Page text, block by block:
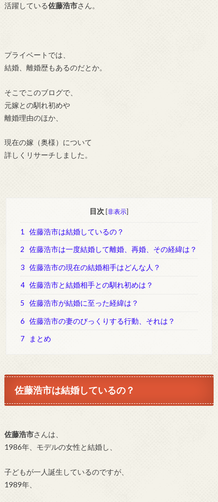
活躍している佐藤浩市さん。
プライベートでは、
結婚、離婚歴もあるのだとか。
そこでこのブログで、
元嫁との馴れ初めや
離婚理由のほか、
現在の嫁（奥様）について
詳しくリサーチしました。
目次 [非表示]
1 佐藤浩市は結婚しているの？
2 佐藤浩市は一度結婚して離婚、再婚、その経緯は？
3 佐藤浩市の現在の結婚相手はどんな人？
4 佐藤浩市と結婚相手との馴れ初めは？
5 佐藤浩市が結婚に至った経緯は？
6 佐藤浩市の妻のびっくりする行動、それは？
7 まとめ
佐藤浩市は結婚しているの？
佐藤浩市さんは、
1986年、モデルの女性と結婚し、
子どもが一人誕生しているのですが、
1989年、